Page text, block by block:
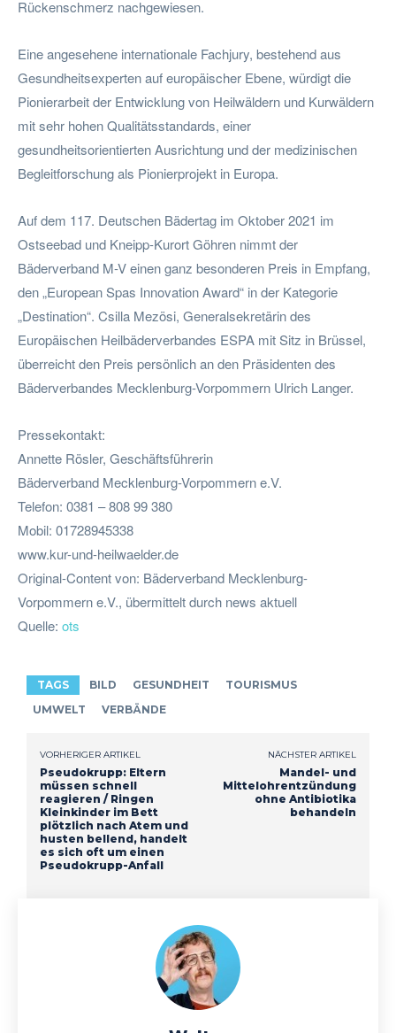
Rückenschmerz nachgewiesen.
Eine angesehene internationale Fachjury, bestehend aus
Gesundheitsexperten auf europäischer Ebene, würdigt die
Pionierarbeit der Entwicklung von Heilwäldern und Kurwäldern
mit sehr hohen Qualitätsstandards, einer
gesundheitsorientierten Ausrichtung und der medizinischen
Begleitforschung als Pionierprojekt in Europa.
Auf dem 117. Deutschen Bädertag im Oktober 2021 im
Ostseebad und Kneipp-Kurort Göhren nimmt der
Bäderverband M-V einen ganz besonderen Preis in Empfang,
den „European Spas Innovation Award“ in der Kategorie
„Destination“. Csilla Mezösi, Generalsekretärin des
Europäischen Heilbäderverbandes ESPA mit Sitz in Brüssel,
überreicht den Preis persönlich an den Präsidenten des
Bäderverbandes Mecklenburg-Vorpommern Ulrich Langer.
Pressekontakt:
Annette Rösler, Geschäftsführerin
Bäderverband Mecklenburg-Vorpommern e.V.
Telefon: 0381 – 808 99 380
Mobil: 01728945338
www.kur-und-heilwaelder.de
Original-Content von: Bäderverband Mecklenburg-
Vorpommern e.V., übermittelt durch news aktuell
Quelle: ots
TAGS BILD GESUNDHEIT
TOURISMUS
UMWELT
VERBÄNDE
VORHERIGER ARTIKEL
Pseudokrupp: Eltern
müssen schnell
reagieren / Ringen
Kleinkinder im Bett
plötzlich nach Atem und
husten bellend, handelt
es sich oft um einen
Pseudokrupp-Anfall
NÄCHSTER ARTIKEL
Mandel- und
Mittelohrentzündung
ohne Antibiotika
behandeln